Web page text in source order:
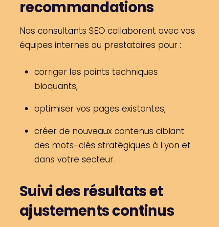
recommandations
Nos consultants SEO collaborent avec vos
équipes internes ou prestataires pour :
corriger les points techniques
bloquants,
optimiser vos pages existantes,
créer de nouveaux contenus ciblant
des mots-clés stratégiques à Lyon et
dans votre secteur.
Suivi des résultats et
ajustements continus